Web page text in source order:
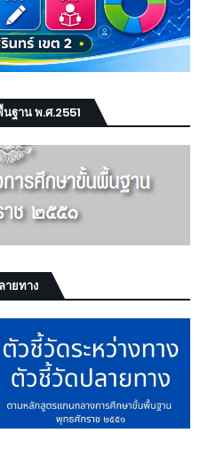
ฐาน พ.ศ.2551
ายทาง